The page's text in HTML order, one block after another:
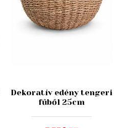
Dekoratív edény tengeri
fűből 25cm